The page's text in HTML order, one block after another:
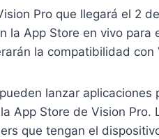
Pro que llegará el 2
la App Store en vivo
la compatibilidad con
lanzar aplicaciones
App Store de Vision
que tengan el